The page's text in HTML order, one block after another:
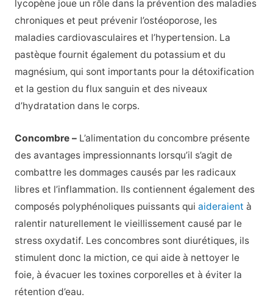
lycopène joue un rôle dans la prévention des maladies
chroniques et peut prévenir l’ostéoporose, les
maladies cardiovasculaires et l’hypertension. La
pastèque fournit également du potassium et du
magnésium, qui sont importants pour la détoxification
et la gestion du flux sanguin et des niveaux
d’hydratation dans le corps.
Concombre –L’alimentation du concombre présente
des avantages impressionnants lorsqu’il s’agit de
combattre les dommages causés par les radicaux
libres et l’inflammation. Ils contiennent également des
composés polyphénoliques puissants qui aideraient à
ralentir naturellement le vieillissement causé par le
stress oxydatif. Les concombres sont diurétiques, ils
stimulent donc la miction, ce qui aide à nettoyer le
foie, à évacuer les toxines corporelles et à éviter la
rétention d’eau.